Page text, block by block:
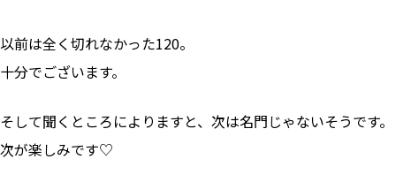
以前は全く切れなかった120。
十分でございます。
そして聞くところによりますと、次は名門じゃないそうです。
次が楽しみです♡